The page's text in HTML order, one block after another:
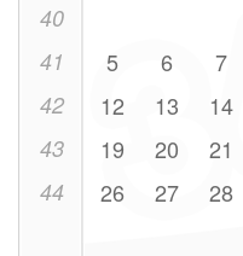
40
41 5 6 7
42 12 13 14
43 19 20 21
44 26 27 28